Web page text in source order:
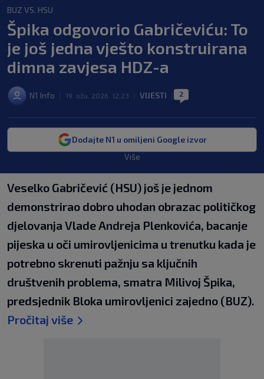
BUZ VS. HSU
Špika odgovorio Gabričeviću: To
je još jedna vješto konstruirana
dimna zavjesa HDZ-a
N1 Info 19. ožu. 2026. 12:23 VIJESTI 2
Dodajte N1 u omiljeni Google izvor
Više
Veselko Gabričević (HSU) još je jednom
demonstrirao dobro uhodan obrazac političkog
djelovanja Vlade Andreja Plenkovića, bacanje
pijeska u oči umirovljenicima u trenutku kada je
potrebno skrenuti pažnju sa ključnih
društvenih problema, smatra Milivoj Špika,
predsjednik Bloka umirovljenici zajedno (BUZ).
Pročitaj više